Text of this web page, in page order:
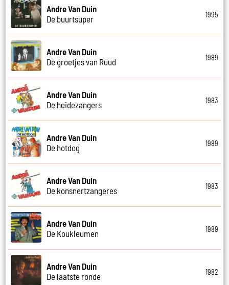
Andre Van Duin
De buurtsuper
1995
Andre Van Duin
De groetjes van Ruud
1989
Andre Van Duin
De heidezangers
1983
Andre Van Duin
De hotdog
1989
Andre Van Duin
De konsnertzangeres
1983
Andre Van Duin
De Koukleumen
1989
Andre Van Duin
De laatste ronde
1982